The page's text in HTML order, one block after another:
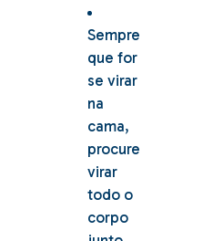
Sempre
que for
se virar
na
cama,
procure
virar
todo o
corpo